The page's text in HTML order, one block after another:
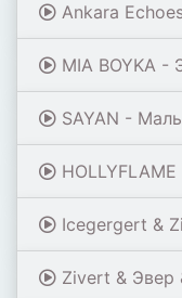
Ankara Echoes - Beni Al (Ta
MIA BOYKA
SAYAN -
Icegergert &
Zivert & Эвер &